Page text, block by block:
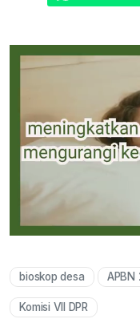
bioskop desa APBN
Komisi VII DPR